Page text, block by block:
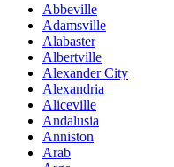
Abbeville
Adamsville
Alabaster
Albertville
Alexander City
Alexandria
Aliceville
Andalusia
Anniston
Arab